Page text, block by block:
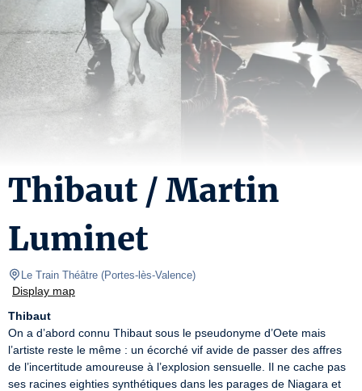
Thibaut / Martin
Luminet
Le Train Théâtre (Portes-lès-Valence)
Display map
Thibaut
On a d’abord connu Thibaut sous le pseudonyme d’Oete mais
l’artiste reste le même : un écorché vif avide de passer des affres
de l’incertitude amoureuse à l’explosion sensuelle. Il ne cache pas
ses racines eighties synthétiques dans les parages de Niagara et